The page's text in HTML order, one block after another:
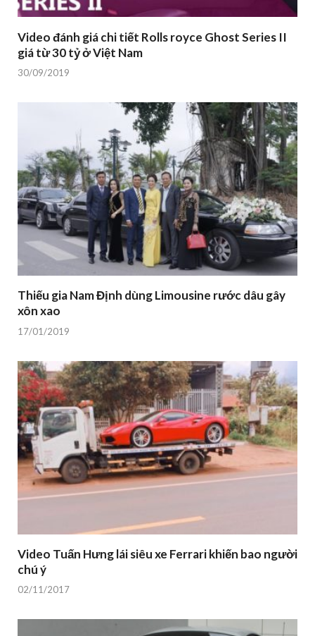
Video đánh giá chi tiết Rolls royce Ghost Series II
giá từ 30 tỷ ở Việt Nam
30/09/2019
Thiếu gia Nam Định dùng Limousine rước dâu gây
xôn xao
17/01/2019
Video Tuấn Hưng lái siêu xe Ferrari khiến bao người
chú ý
02/11/2017